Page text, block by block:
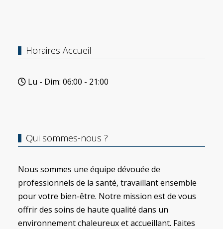
Horaires Accueil
Lu - Dim: 06:00 - 21:00
Qui sommes-nous ?
Nous sommes une équipe dévouée de
professionnels de la santé, travaillant ensemble
pour votre bien-être. Notre mission est de vous
offrir des soins de haute qualité dans un
environnement chaleureux et accueillant. Faites